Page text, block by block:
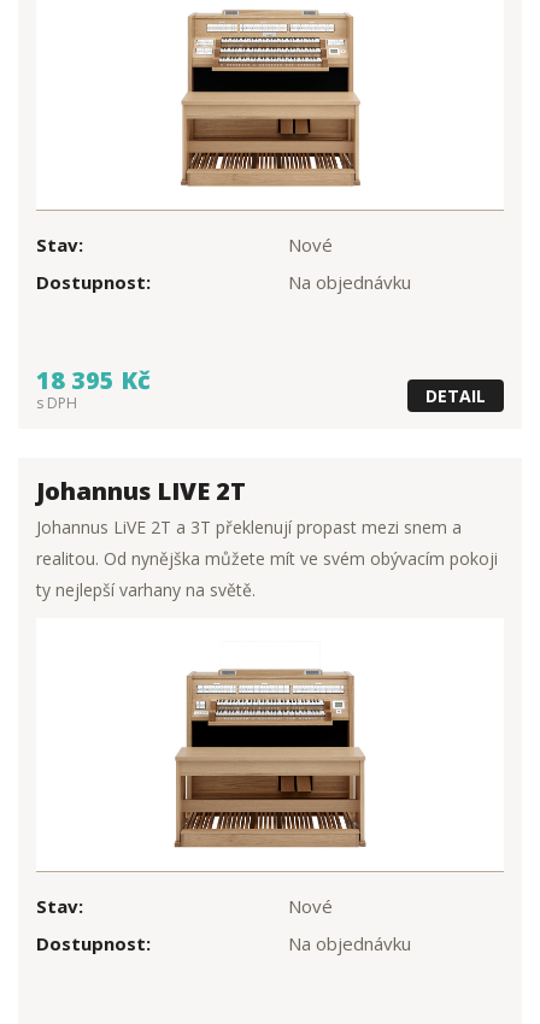
Stav:
Nové
Dostupnost:
Na objednávku
18 395 Kč
s DPH DETAIL
Johannus LIVE 2T
Johannus LiVE 2T a 3T překlenují propast mezi snem a
realitou. Od nynějška můžete mít ve svém obývacím pokoji
ty nejlepší varhany na světě.
Stav:
Nové
Dostupnost:
Na objednávku